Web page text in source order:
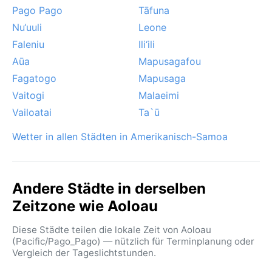
Pago Pago
Tāfuna
Nu‘uuli
Leone
Faleniu
Ili‘ili
Aūa
Mapusagafou
Fagatogo
Mapusaga
Vaitogi
Malaeimi
Vailoatai
Ta`ū
Wetter in allen Städten in Amerikanisch-Samoa
Andere Städte in derselben
Zeitzone wie Aoloau
Diese Städte teilen die lokale Zeit von Aoloau
(Pacific/Pago_Pago) — nützlich für Terminplanung oder
Vergleich der Tageslichtstunden.